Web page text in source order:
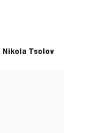
Nikola Tsolov